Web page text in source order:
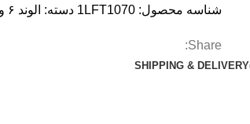
شناسه محصول: 1LFT1070 دسته: الوند ۶ و ۸ تن
Share:
SHIPPING & DELIVERY